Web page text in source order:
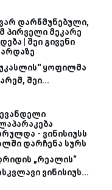
დარწმუნებული,
პირველი მეკარე
| შეი გივენი
ყოფილმა
შეი...
- ვინისიუსს
დარჩენა სურს
„რეალის“
ვინისიუს...